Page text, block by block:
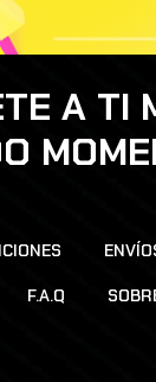
A TI
F.A.Q